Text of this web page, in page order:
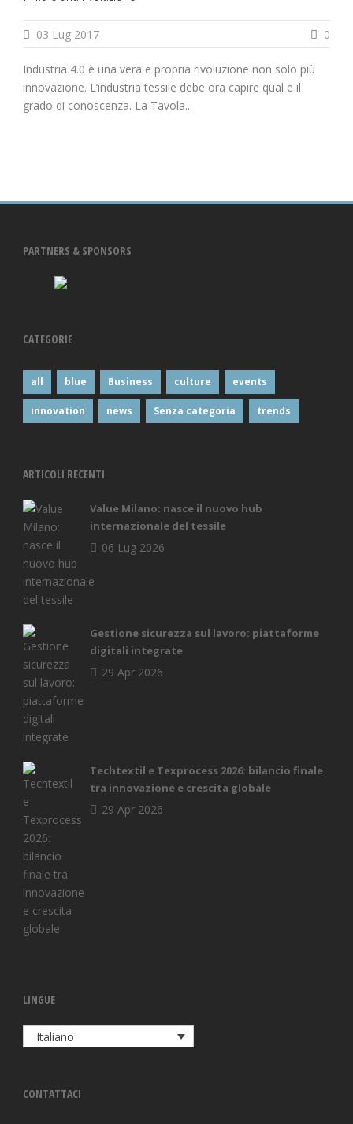
03 Lug 2017 0
Industria 4.0 è una vera e propria rivoluzione non solo più
innovazione. L’industria tessile debe ora capire qual e il
grado di conoscenza. La Tavola...
PARTNERS & SPONSORS
CATEGORIE
all blue Business culture events
innovation news Senza categoria trends
ARTICOLI RECENTI
Value Milano: nasce il nuovo hub
internazionale del tessile
06 Lug 2026
Gestione sicurezza sul lavoro: piattaforme
digitali integrate
29 Apr 2026
Techtextil e Texprocess 2026: bilancio finale
tra innovazione e crescita globale
29 Apr 2026
LINGUE
Italiano
CONTATTACI